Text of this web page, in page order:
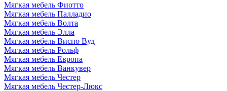
Мягкая мебель Фиотто
Мягкая мебель Палладио
Мягкая мебель Волта
Мягкая мебель Элла
Мягкая мебель Виспо Вуд
Мягкая мебель Рольф
Мягкая мебель Европа
Мягкая мебель Ванкувер
Мягкая мебель Честер
Мягкая мебель Честер-Люкс